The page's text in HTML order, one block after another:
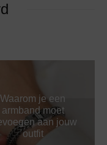
Waarom je een
armband moet
aan jouw
outfit